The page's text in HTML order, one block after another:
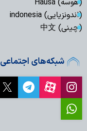
(هوسه) Hausa
(اندونزیایی) indonesia
(چینی) 中文
شبکه‌های اجتماعی